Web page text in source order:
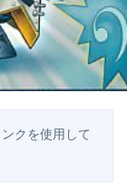
クを使用して